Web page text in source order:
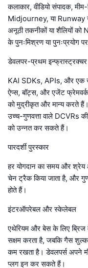
कलाकार, वीडियो संपादक,
Midjourney, या Runway
अनूठी तकनीकों या शैलियों
के पुनःमिश्रण या पुनःप्रयोग पर
डेवलपर-प्रथम इन्फ्रास्ट्रक्चर
KAI SDKs, APIs, और एक
ऐप्स, बॉट्स, और एजेंट फ्रेमवर्क
को मुद्रीकृत और मान्य करते
उच्च-गुणवत्ता वाले DCVRs
को उन्नत कर सकते हैं।
पारदर्शी पुरस्कार
हर योगदान का समय और
चेन ट्रैक किया जाता है, और
होते हैं।
इंटरऑपरेबल और स्केलेबल
एथेरियम और बेस के लिए ब्रिज
सक्षम करता है, जबकि गैस
कम रखता है। डेवलपर्स अपने
प्लग इन कर सकते हैं।